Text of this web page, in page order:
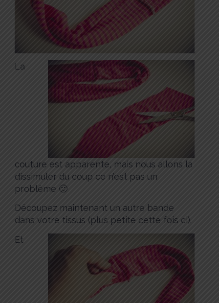
La
couture est apparente, mais nous allons la
dissimuler du coup ce n’est pas un
problème 🙂
Découpez maintenant un autre bande
dans votre tissus (plus petite cette fois ci).
Et